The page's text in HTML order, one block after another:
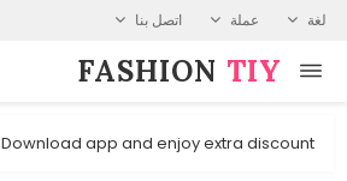
لغة عملة اتصل بنا
FASHION⁠ TIY
Download app and enjoy extra discount